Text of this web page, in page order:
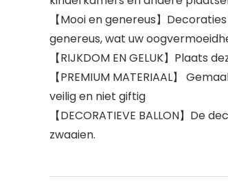
【Mooi en genereus】
genereus, wat uw
【RIJKDOM EN GELUK】
【PREMIUM MATERIAAL】
veilig en niet giftig
【DECORATIEVE BALLON】
zwaaien.